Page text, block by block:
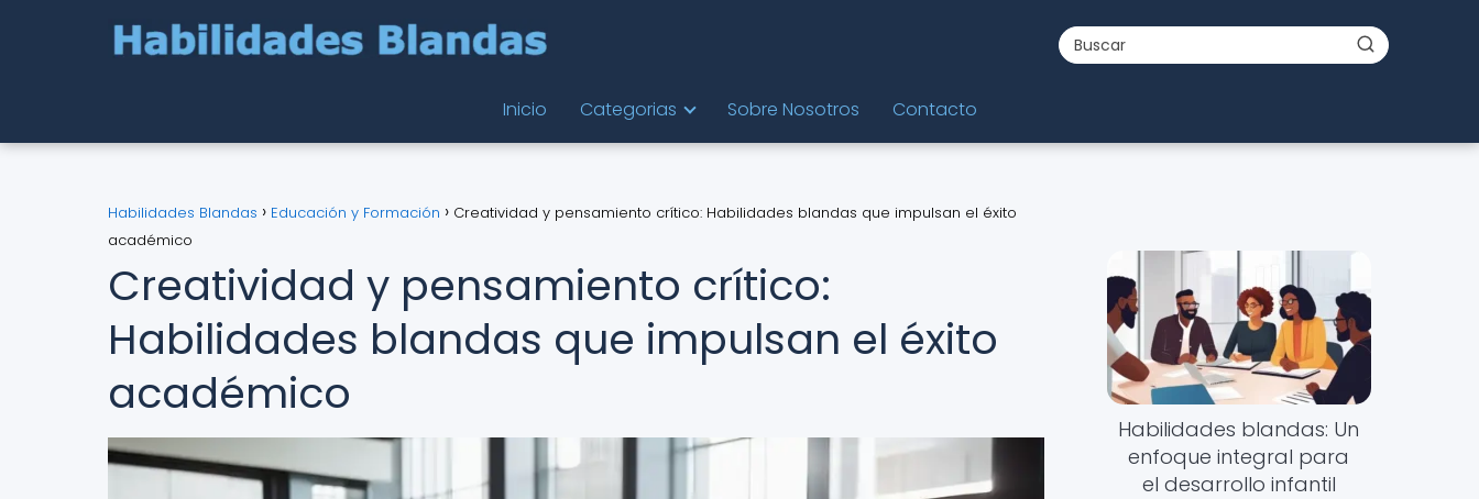
Inicio Categorias Sobre Nosotros Contacto
Habilidades Blandas Educación y Formación
Creatividad y pensamiento crítico: Habilidades blandas que impulsan el éxito
académico
Creatividad y pensamiento crítico:
Habilidades blandas que impulsan el éxito
académico
Habilidades blandas: Un
enfoque integral para
el desarrollo infantil